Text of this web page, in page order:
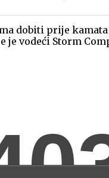
dobiti prije
je vodeći Storm